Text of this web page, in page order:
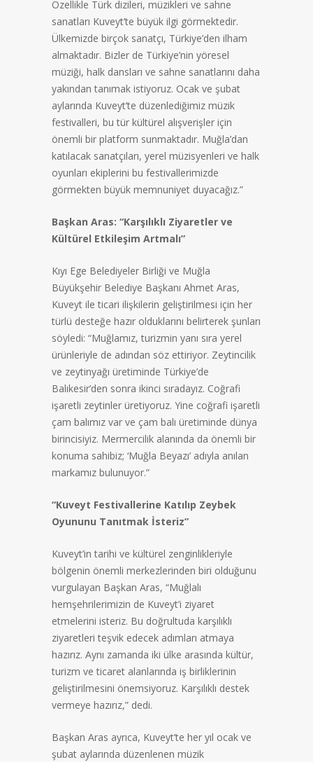
Özellikle Türk dizileri, müzikleri ve sahne
sanatları Kuveyt’te büyük ilgi görmektedir.
Ülkemizde birçok sanatçı, Türkiye’den ilham
almaktadır. Bizler de Türkiye’nin yöresel
müziği, halk dansları ve sahne sanatlarını daha
yakından tanımak istiyoruz. Ocak ve şubat
aylarında Kuveyt’te düzenlediğimiz müzik
festivalleri, bu tür kültürel alışverişler için
önemli bir platform sunmaktadır. Muğla’dan
katılacak sanatçıları, yerel müzisyenleri ve halk
oyunları ekiplerini bu festivallerimizde
görmekten büyük memnuniyet duyacağız.”
Başkan Aras: “Karşılıklı Ziyaretler ve
Kültürel Etkileşim Artmalı”
Kıyı Ege Belediyeler Birliği ve Muğla
Büyükşehir Belediye Başkanı Ahmet Aras,
Kuveyt ile ticari ilişkilerin geliştirilmesi için her
türlü desteğe hazır olduklarını belirterek şunları
söyledi: “Muğlamız, turizmin yanı sıra yerel
ürünleriyle de adından söz ettiriyor. Zeytincilik
ve zeytinyağı üretiminde Türkiye’de
Balıkesir’den sonra ikinci sıradayız. Coğrafi
işaretli zeytinler üretiyoruz. Yine coğrafi işaretli
çam balımız var ve çam balı üretiminde dünya
birincisiyiz. Mermercilik alanında da önemli bir
konuma sahibiz; ‘Muğla Beyazı’ adıyla anılan
markamız bulunuyor.”
“Kuveyt Festivallerine Katılıp Zeybek
Oyununu Tanıtmak İsteriz”
Kuveyt’in tarihi ve kültürel zenginlikleriyle
bölgenin önemli merkezlerinden biri olduğunu
vurgulayan Başkan Aras, “Muğlalı
hemşehrilerimizin de Kuveyt’i ziyaret
etmelerini isteriz. Bu doğrultuda karşılıklı
ziyaretleri teşvik edecek adımları atmaya
hazırız. Aynı zamanda iki ülke arasında kültür,
turizm ve ticaret alanlarında iş birliklerinin
geliştirilmesini önemsiyoruz. Karşılıklı destek
vermeye hazırız,” dedi.
Başkan Aras ayrıca, Kuveyt’te her yıl ocak ve
şubat aylarında düzenlenen müzik